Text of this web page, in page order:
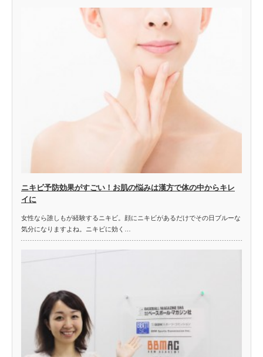
ニキビ予防効果がすごい！お肌の悩みは漢方で体の中からキレ
イに
女性なら誰しもが経験するニキビ。顔にニキビがあるだけでその日ブルーな
気分になりますよね。ニキビに効く…